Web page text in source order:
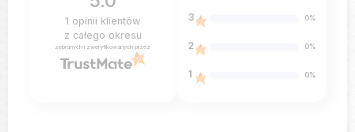
1 opinii klientów
z całego okresu
zebranych i zweryfikowanych przez
3 0%
2 0%
1 0%